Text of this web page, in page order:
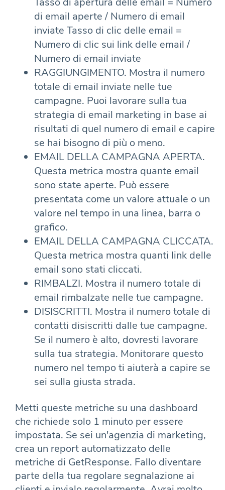
di email aperte / Numero di email
inviate Tasso di clic delle email =
Numero di clic sui link delle email /
Numero di email inviate
RAGGIUNGIMENTO. Mostra il numero
totale di email inviate nelle tue
campagne. Puoi lavorare sulla tua
strategia di email marketing in base ai
risultati di quel numero di email e capire
se hai bisogno di più o meno.
EMAIL DELLA CAMPAGNA APERTA.
Questa metrica mostra quante email
sono state aperte. Può essere
presentata come un valore attuale o un
valore nel tempo in una linea, barra o
grafico.
EMAIL DELLA CAMPAGNA CLICCATA.
Questa metrica mostra quanti link delle
email sono stati cliccati.
RIMBALZI. Mostra il numero totale di
email rimbalzate nelle tue campagne.
DISISCRITTI. Mostra il numero totale di
contatti disiscritti dalle tue campagne.
Se il numero è alto, dovresti lavorare
sulla tua strategia. Monitorare questo
numero nel tempo ti aiuterà a capire se
sei sulla giusta strada.
Metti queste metriche su una dashboard
che richiede solo 1 minuto per essere
impostata. Se sei un'agenzia di marketing,
crea un report automatizzato delle
metriche di GetResponse. Fallo diventare
parte della tua regolare segnalazione ai